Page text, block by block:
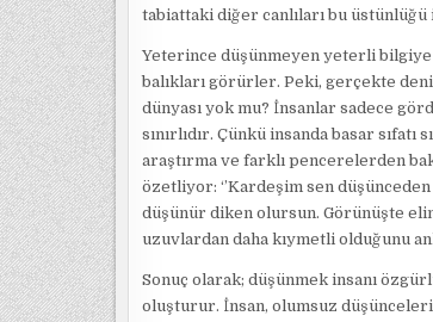
tabiattaki diğer canlıları bu
Yeterince düşünmeyen yeterli bilgiye
balıkları görürler. Peki, gerçekte
dünyası yok mu? İnsanlar sadece
sınırlıdır. Çünkü insanda basar
araştırma ve farklı pencerelerden
özetliyor: ‘’Kardeşim sen
düşünür diken olursun. Görünüşte
uzuvlardan daha kıymetli olduğunu
Sonuç olarak; düşünmek insanı
oluşturur. İnsan, olumsuz